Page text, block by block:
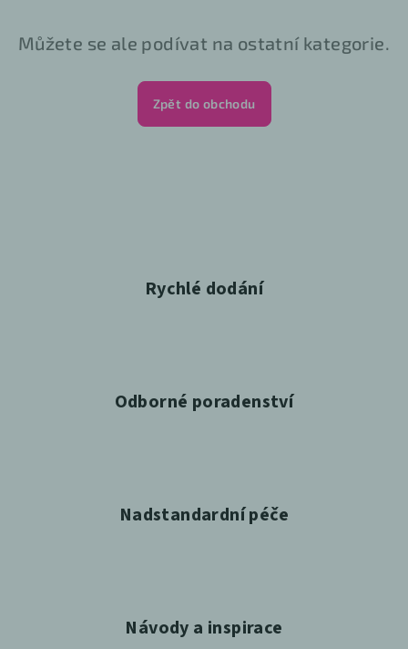
Můžete se ale podívat na ostatní kategorie.
Zpět do obchodu
Rychlé dodání
Odborné poradenství
Nadstandardní péče
Návody a inspirace